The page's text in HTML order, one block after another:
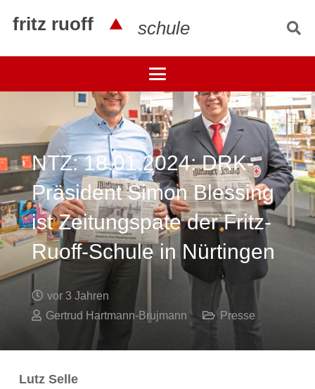
fritz ruoff schule
NTZ: 18.01.2024: DRK-
Präsident Simon Blessing
ist Zeitungspate der Fritz-
Ruoff-Schule in Nürtingen
vor 3 Jahren
Gertrud Hartmann-Brujmann
Presse
Lutz Selle